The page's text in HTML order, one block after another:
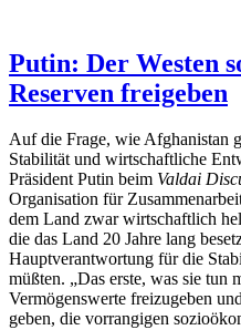
Putin: Der Westen
Reserven freigeben
Auf die Frage, wie Afghanistan
Stabilität und wirtschaftliche
Präsident Putin beim Valdai
Organisation für
dem Land zwar wirtschaftlich
die das Land 20 Jahre lang
Hauptverantwortung für die
müßten. „Das erste, was sie tun
Vermögenswerte freizugeben
geben, die vorrangigen